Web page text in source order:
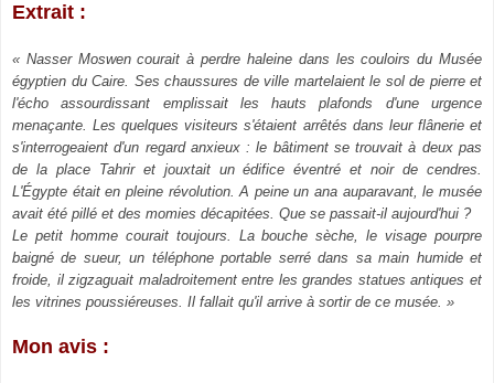
Extrait :
« Nasser Moswen courait à perdre haleine dans les couloirs du Musée
égyptien du Caire. Ses chaussures de ville martelaient le sol de pierre et
l'écho assourdissant emplissait les hauts plafonds d'une urgence
menaçante. Les quelques visiteurs s'étaient arrêtés dans leur flânerie et
s'interrogeaient d'un regard anxieux : le bâtiment se trouvait à deux pas
de la place Tahrir et jouxtait un édifice éventré et noir de cendres.
L'Égypte était en pleine révolution. A peine un ana auparavant, le musée
avait été pillé et des momies décapitées. Que se passait-il aujourd'hui ?
Le petit homme courait toujours. La bouche sèche, le visage pourpre
baigné de sueur, un téléphone portable serré dans sa main humide et
froide, il zigzaguait maladroitement entre les grandes statues antiques et
les vitrines poussiéreuses. Il fallait qu'il arrive à sortir de ce musée. »
Mon avis :